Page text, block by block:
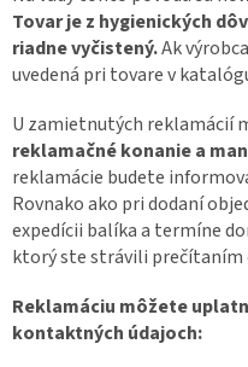
Tovar je z hygienických
riadne vyčistený.Ak
uvedená pri tovare v
U zamietnutých reklamácií
reklamačné konanie a
reklamácie budete
Rovnako ako pri dodaní
expedícii balíka a termíne
ktorý ste strávili prečítaním
Reklamáciu môžete
kontaktných údajoch: